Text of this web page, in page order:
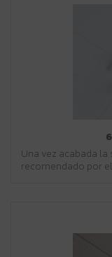
Una vez acabada
recomendado por